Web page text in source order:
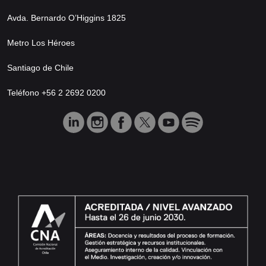
Avda. Bernardo O’Higgins 1825
Metro Los Héroes
Santiago de Chile
Teléfono +56 2 2692 0200